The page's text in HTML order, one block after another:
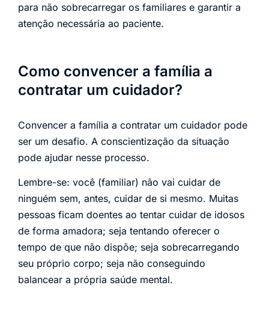
para não sobrecarregar os familiares e garantir a
atenção necessária ao paciente.
Como convencer a família a
contratar um cuidador?
Convencer a família a contratar um cuidador pode
ser um desafio. A conscientização da situação
pode ajudar nesse processo.
Lembre-se: você (familiar) não vai cuidar de
ninguém sem, antes, cuidar de si mesmo. Muitas
pessoas ficam doentes ao tentar cuidar de idosos
de forma amadora; seja tentando oferecer o
tempo de que não dispõe; seja sobrecarregando
seu próprio corpo; seja não conseguindo
balancear a própria saúde mental.